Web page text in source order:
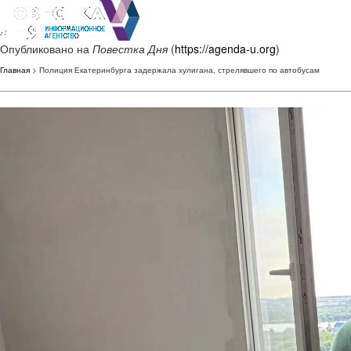
Опубликовано на Повестка Дня (https://agenda-u.org)
Главная > Полиция Екатеринбурга задержала хулигана, стрелявшего по автобусам